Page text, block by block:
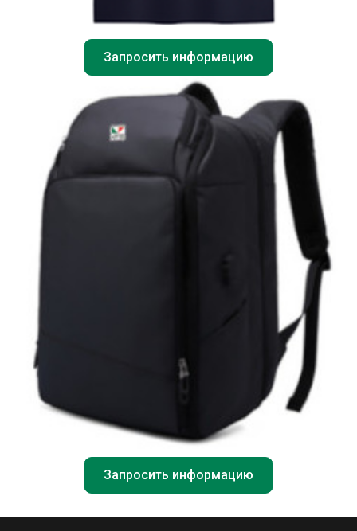
Запросить информацию
Запросить информацию